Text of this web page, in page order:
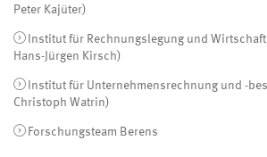
Peter Kajüter)
Institut für Rechnungslegung und
Hans-Jürgen Kirsch)
Institut für Unternehmensrechnung und -
Christoph Watrin)
Forschungsteam Berens